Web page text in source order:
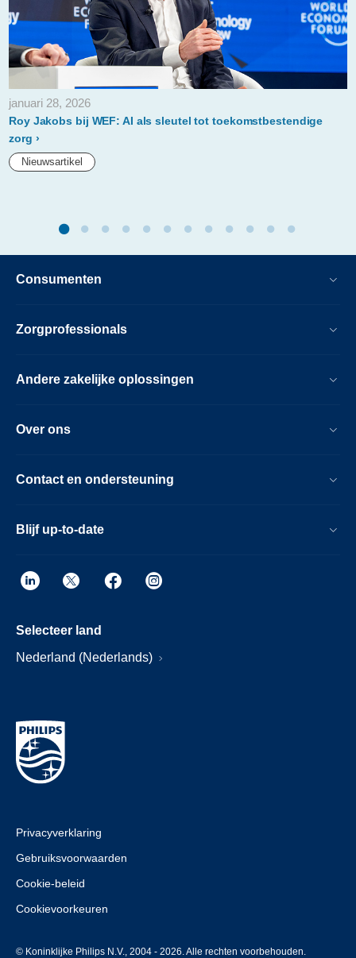
januari 28, 2026
Roy Jakobs bij WEF: AI als sleutel tot toekomstbestendige
zorg
Nieuwsartikel
Consumenten
Zorgprofessionals
Andere zakelijke oplossingen
Over ons
Contact en ondersteuning
Blijf up-to-date
Selecteer land
Nederland (Nederlands)
Privacyverklaring
Gebruiksvoorwaarden
Cookie-beleid
Cookievoorkeuren
© Koninklijke Philips N.V., 2004 - 2026. Alle rechten voorbehouden.